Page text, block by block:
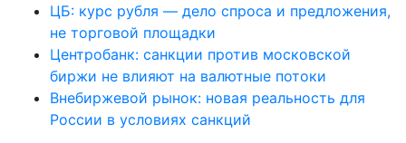
ЦБ: курс рубля — дело спроса и предложения,
не торговой площадки
Центробанк: санкции против московской
биржи не влияют на валютные потоки
Внебиржевой рынок: новая реальность для
России в условиях санкций